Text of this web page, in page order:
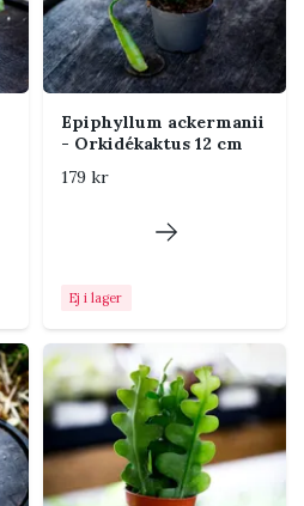
bra. Undvik stark middagssol.
Vattna när jordytan har
torkat lätt. Jorden får inte
inte torka lika länge som för
kaktusjord med perlite och
Trivs vid 18–26 °C. Skydda
från kalla drag och
temperaturer under cirka 12
°C.
Normal till något högre
luftfuktighet. God
luftcirkulation är viktig.
Epiphyllum ackermanii
- Orkidékaktus 12 cm
179 kr
Ej i lager